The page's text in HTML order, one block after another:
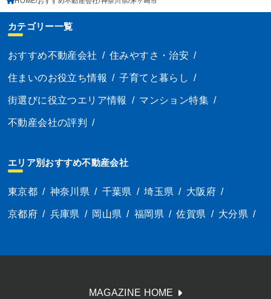
カテゴリー一覧
おすすめ不動産会社 / 住みやすさ・治安 /
住まいのお役立ち情報 / 子育てと暮らし /
街選びに役立つエリア情報 / マンション特集 /
不動産会社の評判 /
エリア別おすすめ不動産会社
東京都 / 神奈川県 / 千葉県 / 埼玉県 / 大阪府 /
京都府 / 兵庫県 / 岡山県 / 福岡県 / 佐賀県 / 大分県 /
MAGAZINE HOME